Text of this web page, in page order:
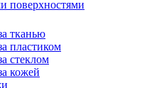
поверхностями
тканью
пластиком
стеклом
кожей